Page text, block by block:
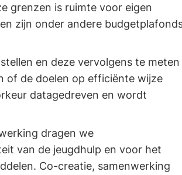
grenzen is ruimte voor eigen
zijn onder andere
en deze vervolgens te meten
of de doelen op efficiënte wijze
datagedreven en wordt
dragen we
van de jeugdhulp en voor het
Co-creatie, samenwerking